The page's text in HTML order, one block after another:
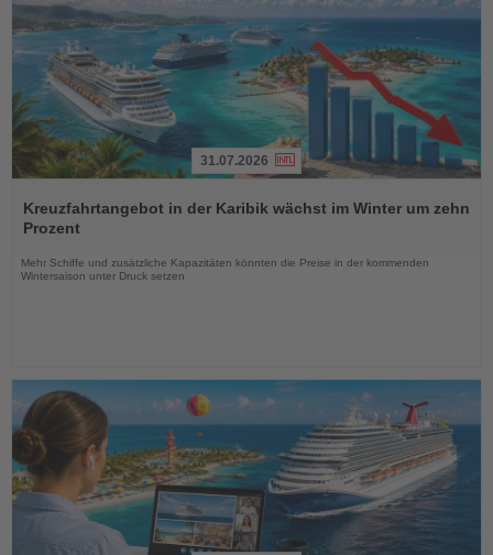
Sie
die
31.07.2026
Kreuzfahrtangebot in der Karibik wächst im Winter um zehn
Prozent
Mehr Schiffe und zusätzliche Kapazitäten könnten die Preise in der kommenden
Wintersaison unter Druck setzen